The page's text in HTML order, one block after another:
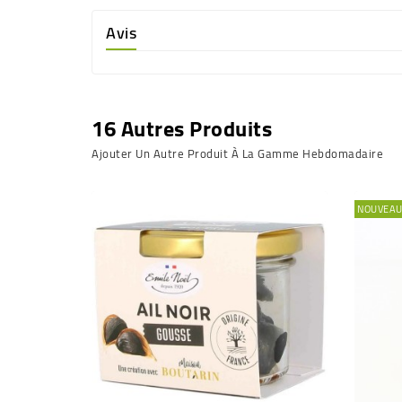
Avis
16 Autres Produits
Ajouter Un Autre Produit À La Gamme Hebdomadaire
NOUVEAU